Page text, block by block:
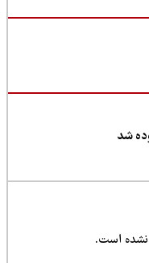
است.